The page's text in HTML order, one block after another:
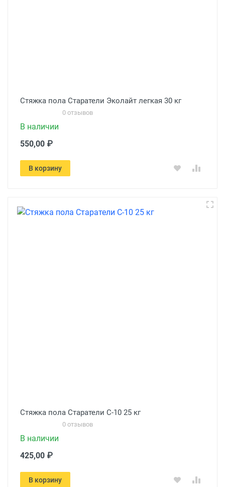
Стяжка пола Старатели Эколайт легкая 30 кг
0 отзывов
В наличии
550,00 ₽
В корзину
Стяжка пола Старатели С-10 25 кг
0 отзывов
В наличии
425,00 ₽
В корзину